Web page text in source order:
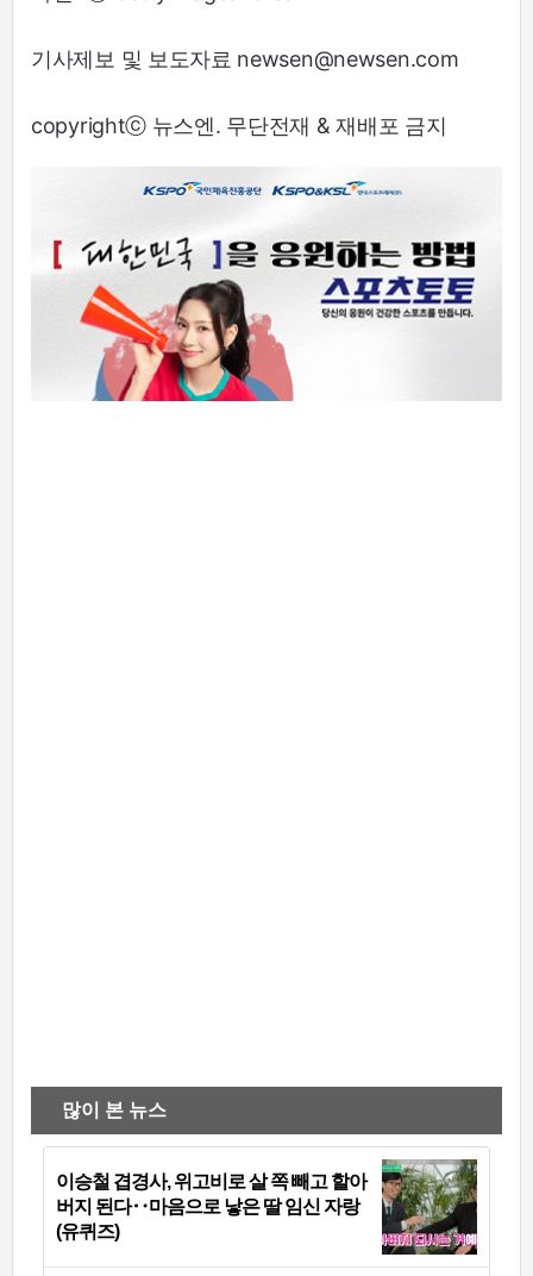
기사제보 및 보도자료 newsen@newsen.com
copyrightⓒ 뉴스엔. 무단전재 & 재배포 금지
많이 본 뉴스
이승철 겹경사, 위고비로 살 쪽 빼고 할아
버지 된다‥마음으로 낳은 딸 임신 자랑
(유퀴즈)